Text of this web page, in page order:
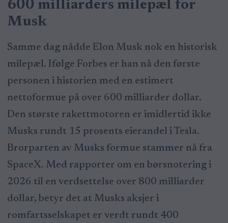
600 milliarders milepæl for
Musk
Samme dag nådde Elon Musk nok en historisk
milepæl. Ifølge Forbes er han nå den første
personen i historien med en estimert
nettoformue på over 600 milliarder dollar.
Den største rakettmotoren er imidlertid ikke
Musks rundt 15 prosents eierandel i Tesla.
Brorparten av Musks formue stammer nå fra
SpaceX. Med rapporter om en børsnotering i
2026 til en verdsettelse over 800 milliarder
dollar, betyr det at Musks aksjer i
romfartsselskapet er verdt rundt 400